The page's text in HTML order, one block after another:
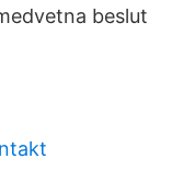
beslut